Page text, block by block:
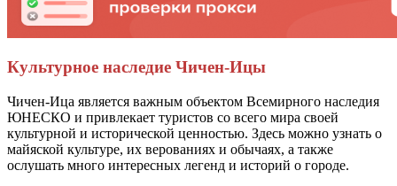
Культурное наследие Чичен-Ицы
Чичен-Ица является важным объектом Всемирного наследия
ЮНЕСКО и привлекает туристов со всего мира своей
культурной и исторической ценностью. Здесь можно узнать о
майяской культуре, их верованиях и обычаях, а также
ослушать много интересных легенд и историй о городе.